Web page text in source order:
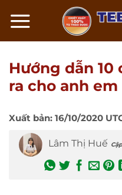
đến
Hướng dẫn 10
ra cho anh
Xuất bản: 16/10/2020
Lâm Thị Huế